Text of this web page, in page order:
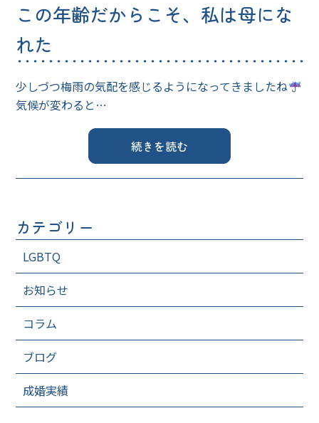
この年齢だからこそ、私は母にな
れた
少しづつ梅雨の気配を感じるようになってきましたね
気候が変わると…
続きを読む
カテゴリー
LGBTQ
お知らせ
コラム
ブログ
成婚実績